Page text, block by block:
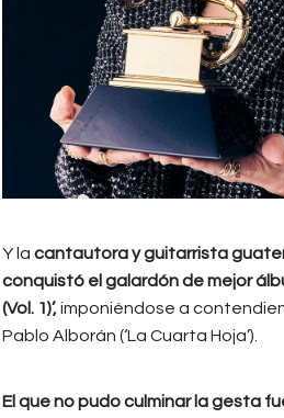
Y la cantautora y guitarrista
conquistó el galardón de mejor
(Vol. 1)’,imponiéndose a
Pablo Alborán (‘La Cuarta Hoja’).
El que no pudo culminar la gesta